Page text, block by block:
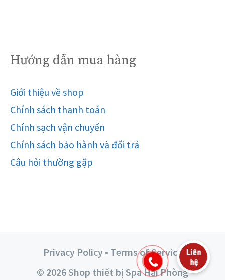
Hướng dẫn mua hàng
Giới thiệu về shop
Chính sách thanh toán
Chính sạch vận chuyển
Chính sách bảo hành và đổi trả
Câu hỏi thường gặp
Privacy Policy • Terms of Service
© 2026 Shop thiết bị Spa Hải Phòng